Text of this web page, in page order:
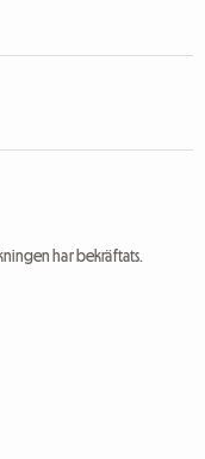
har bekräftats.